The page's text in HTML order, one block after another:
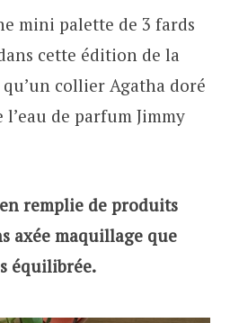
mini palette de 3 fards
cette édition de la
collier Agatha doré
de parfum Jimmy
remplie de produits
axée maquillage que
équilibrée.